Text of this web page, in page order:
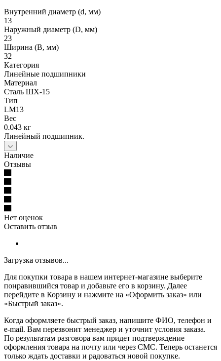
Внутренний диаметр (d, мм)
13
Наружный диаметр (D, мм)
23
Ширина (B, мм)
32
Категория
Линейные подшипники
Материал
Сталь ШХ-15
Тип
LM13
Вес
0.043 кг
Линейный подшипник.
Наличие
Отзывы
Нет оценок
Оставить отзыв
Загрузка отзывов...
Для покупки товара в нашем интернет-магазине выберите
понравившийся товар и добавьте его в корзину. Далее
перейдите в Корзину и нажмите на «Оформить заказ» или
«Быстрый заказ».
Когда оформляете быстрый заказ, напишите ФИО, телефон и
e-mail. Вам перезвонит менеджер и уточнит условия заказа.
По результатам разговора вам придет подтверждение
оформления товара на почту или через СМС. Теперь останется
только ждать доставки и радоваться новой покупке.